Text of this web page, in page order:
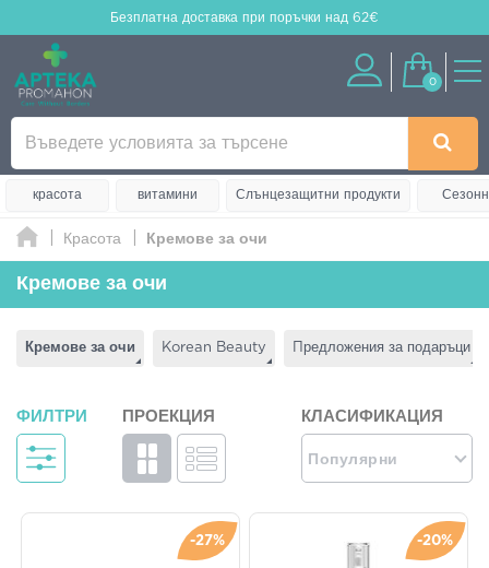
Безплатна доставка при поръчки над 62€
0
красота витамини Слънцезащитни продукти
Красота Кремове за очи
Кремове за очи
Кремове за очи Korean Beauty Πредложения за подаръци
ФИЛТРИ ПРОЕКЦИЯ КЛАСИФИКАЦИЯ
Популярни
-27% -20%